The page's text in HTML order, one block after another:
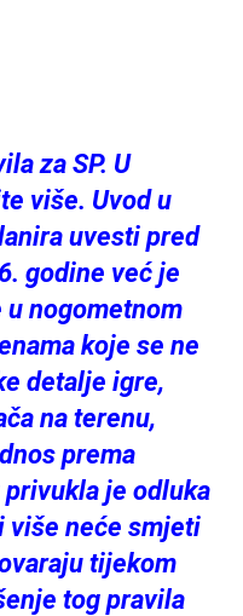
za SP. U
više. Uvod u
uvesti pred
godine već je
nogometnom
koje se ne
detalje igre,
na terenu,
prema
je odluka
više neće smjeti
tijekom
tog pravila